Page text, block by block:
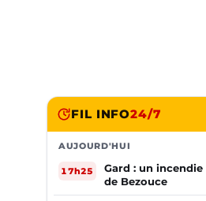
FIL INFO24/7
AUJOURD'HUI
17h25
Gard : un
de Bezouce